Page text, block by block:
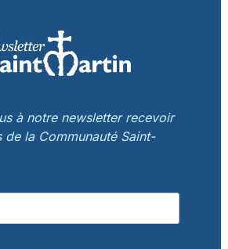
à notre newsletter recevoir
de la Communauté Saint-